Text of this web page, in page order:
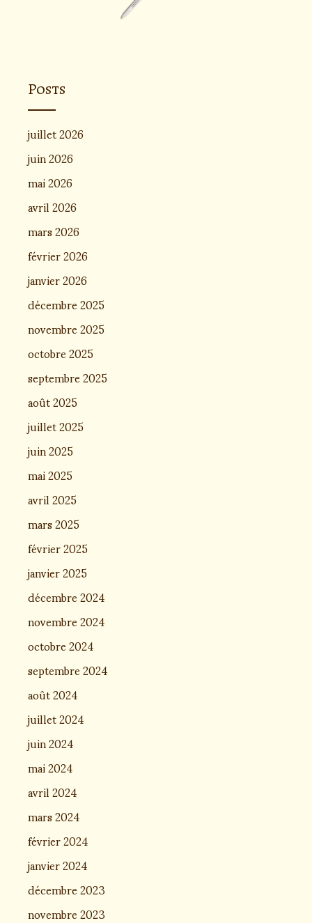
Posts
juillet 2026
juin 2026
mai 2026
avril 2026
mars 2026
février 2026
janvier 2026
décembre 2025
novembre 2025
octobre 2025
septembre 2025
août 2025
juillet 2025
juin 2025
mai 2025
avril 2025
mars 2025
février 2025
janvier 2025
décembre 2024
novembre 2024
octobre 2024
septembre 2024
août 2024
juillet 2024
juin 2024
mai 2024
avril 2024
mars 2024
février 2024
janvier 2024
décembre 2023
novembre 2023